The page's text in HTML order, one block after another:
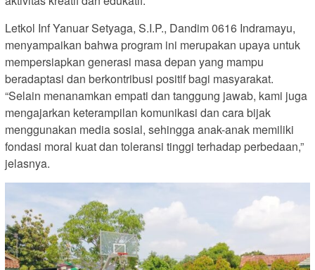
Letkol Inf Yanuar Setyaga, S.I.P., Dandim 0616 Indramayu,
menyampaikan bahwa program ini merupakan upaya untuk
mempersiapkan generasi masa depan yang mampu
beradaptasi dan berkontribusi positif bagi masyarakat.
“Selain menanamkan empati dan tanggung jawab, kami juga
mengajarkan keterampilan komunikasi dan cara bijak
menggunakan media sosial, sehingga anak-anak memiliki
fondasi moral kuat dan toleransi tinggi terhadap perbedaan,”
jelasnya.